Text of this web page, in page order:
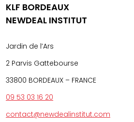
KLF BORDEAUX
NEWDEAL INSTITUT
Jardin de l’Ars
2 Parvis Gattebourse
33800 BORDEAUX – FRANCE
09 53 03 16 20
contact@newdealinstitut.com